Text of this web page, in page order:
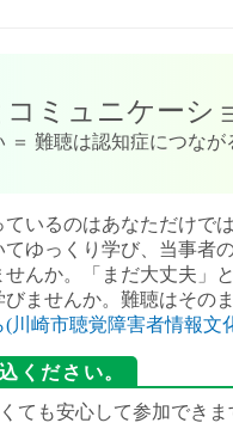
コミュニケーシ
＝ 難聴は認知症につなが
いるのはあなただけで
ゆっくり学び、当事者
せんか。「まだ大丈夫」
ませんか。難聴はその
(川崎市聴覚障害者情報文
ください。
ても安心して参加できま